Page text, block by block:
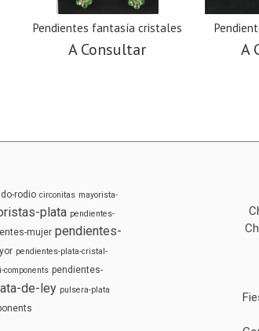
Pendientes fantasía cristales
A Consultar A
rodio circonitas mayorista-
plata pendientes-
mujer pendientes-
pendientes-plata-cristal-
components pendientes-
de-ley pulsera-plata